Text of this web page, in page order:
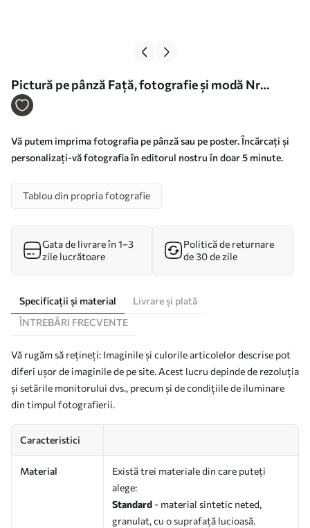
Pictură pe pânză Față, fotografie și modă Nr
s33373
Vă putem imprima fotografia pe pânză sau pe poster. Încărcați și
personalizați-vă fotografia în editorul nostru în doar 5 minute.
Tablou din propria fotografie
Gata de livrare în 1–3
zile lucrătoare
Politică de returnare
de 30 de zile
Specificații și material
Livrare și plată
ÎNTREBĂRI FRECVENTE
Vă rugăm să rețineți: Imaginile și culorile articolelor descrise pot
diferi ușor de imaginile de pe site. Acest lucru depinde de rezoluția
și setările monitorului dvs., precum și de condițiile de iluminare
din timpul fotografierii.
Caracteristici
Material
Există trei materiale din care puteți
alege:
Standard - material sintetic neted,
granulat, cu o suprafață lucioasă.